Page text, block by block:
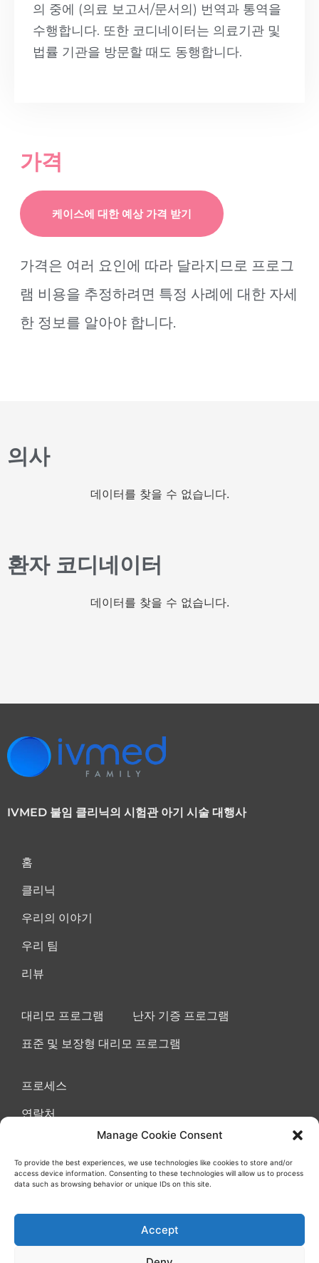
Manage Cookie Consent
To provide the best experiences, we use technologies like cookies to store and/or
access device information. Consenting to these technologies will allow us to process
data such as browsing behavior or unique IDs on this site.
Accept
의 중에 (의료 보고서/문서의) 번역과 통역을
수행합니다. 또한 코디네이터는 의료기관 및
법률 기관을 방문할 때도 동행합니다.
가격
케이스에 대한 예상 가격 받기
가격은 여러 요인에 따라 달라지므로 프로그
램 비용을 추정하려면 특정 사례에 대한 자세
한 정보를 알아야 합니다.
의사
데이터를 찾을 수 없습니다.
환자 코디네이터
데이터를 찾을 수 없습니다.
IVMED 불임 클리닉의 시험관 아기 시술 대행사
홈
클리닉
우리의 이야기
우리 팀
리뷰
대리모 프로그램 난자 기증 프로그램
표준 및 보장형 대리모 프로그램
프로세스
연락처
이용 약관 동의 쿠키 개인정보 보호정책